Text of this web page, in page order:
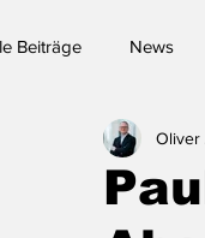
Beiträge News
Oliver